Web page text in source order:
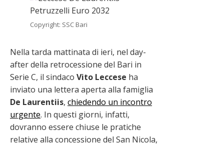
Copyright: SSC Bari
Nella tarda mattinata di ieri, nel day-
after della retrocessione del Bari in
Serie C, il sindaco Vito Leccese ha
inviato una lettera aperta alla famiglia
De Laurentiis, chiedendo un incontro
urgente. In questi giorni, infatti,
dovranno essere chiuse le pratiche
relative alla concessione del San Nicola,